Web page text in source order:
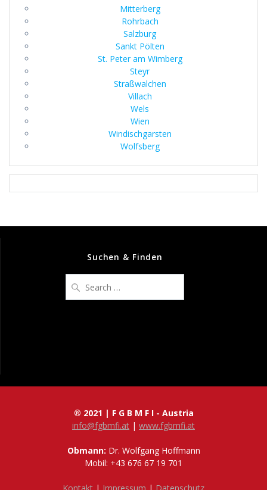
Mitterberg
Rohrbach
Salzburg
Sankt Pölten
St. Peter am Wimberg
Steyr
Straßwalchen
Villach
Wels
Wien
Windischgarsten
Wolfsberg
Suchen & Finden
for:
® 2021 | F G B M F I - Austria
info@fgbmfi.at | www.fgbmfi.at
Obmann: Dr. Wolfgang Hoffmann
Mobil: +43 676 67 19 701